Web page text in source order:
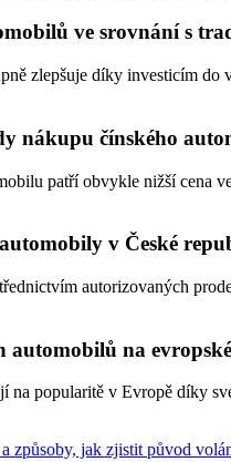
ve srovnání s
zlepšuje díky investicím
nákupu čínského
patří obvykle nižší cena
v České
autorizovaných
automobilů na
na popularitě v Evropě díky
způsoby, jak zjistit původ